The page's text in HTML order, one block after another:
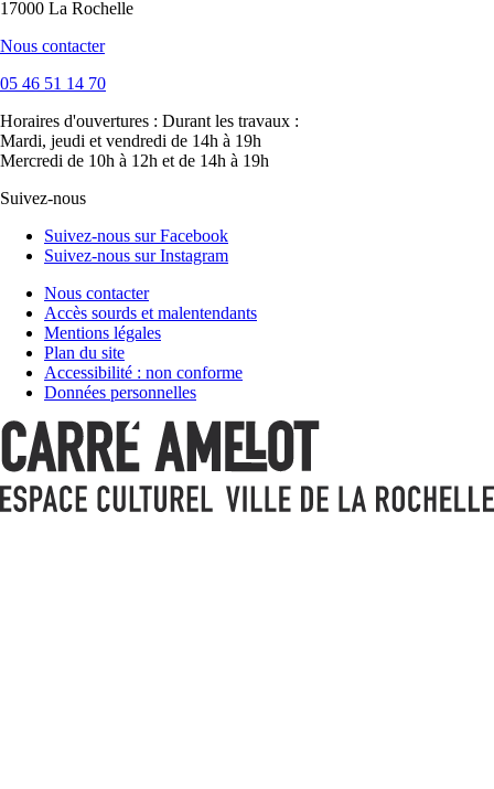
17000 La Rochelle
Nous contacter
05 46 51 14 70
Horaires d'ouvertures : Durant les travaux :
Mardi, jeudi et vendredi de 14h à 19h
Mercredi de 10h à 12h et de 14h à 19h
Suivez-nous
Suivez-nous sur Facebook
Suivez-nous sur Instagram
Nous contacter
Accès sourds et malentendants
Mentions légales
Plan du site
Accessibilité : non conforme
Données personnelles